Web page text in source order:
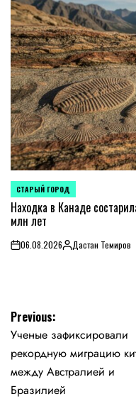
POSTED
IN
СТАРЫЙ ГОРОД
Находка в Канаде
млн лет
on06.08.2026PostedДастан Темиров
Навигация
по
записям
Previous:
Ученые зафиксировали
рекордную миграцию
между Австралией и
Бразилией